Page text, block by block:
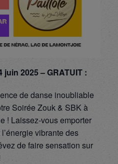
2025 – GRATUIT :
de danse inoubliable
Soirée Zouk & SBK à
! Laissez-vous emporter
vibrante des
de faire sensation sur